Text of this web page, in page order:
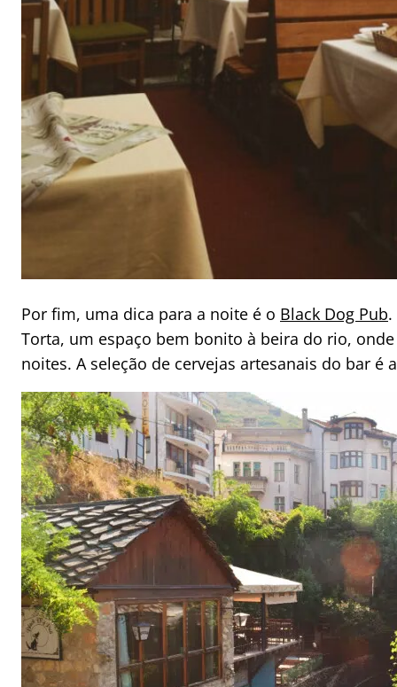
Por fim, uma dica para a noite é o Black Dog Pub
Torta, um espaço bem bonito à beira do rio,
noites. A seleção de cervejas artesanais do bar é